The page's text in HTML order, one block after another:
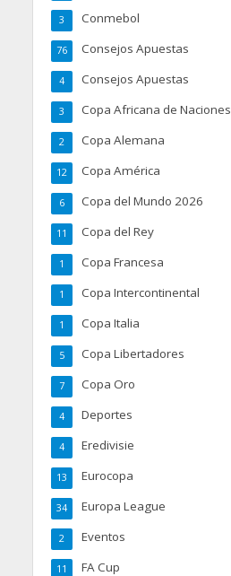
Conmebol
3
Consejos Apuestas
76
Consejos Apuestas
4
Copa Africana de Naciones
3
Copa Alemana
2
Copa América
12
Copa del Mundo 2026
6
Copa del Rey
11
Copa Francesa
1
Copa Intercontinental
1
Copa Italia
1
Copa Libertadores
5
Copa Oro
7
Deportes
4
Eredivisie
4
Eurocopa
13
Europa League
34
Eventos
2
FA Cup
11